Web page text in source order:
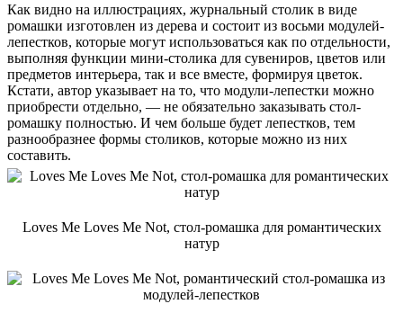
Как видно на иллюстрациях, журнальный столик в виде
ромашки изготовлен из дерева и состоит из восьми модулей-
лепестков, которые могут использоваться как по отдельности,
выполняя функции мини-столика для сувениров, цветов или
предметов интерьера, так и все вместе, формируя цветок.
Кстати, автор указывает на то, что модули-лепестки можно
приобрести отдельно, — не обязательно заказывать стол-
ромашку полностью. И чем больше будет лепестков, тем
разнообразнее формы столиков, которые можно из них
составить.
Loves Me Loves Me Not, стол-ромашка для романтических
натур